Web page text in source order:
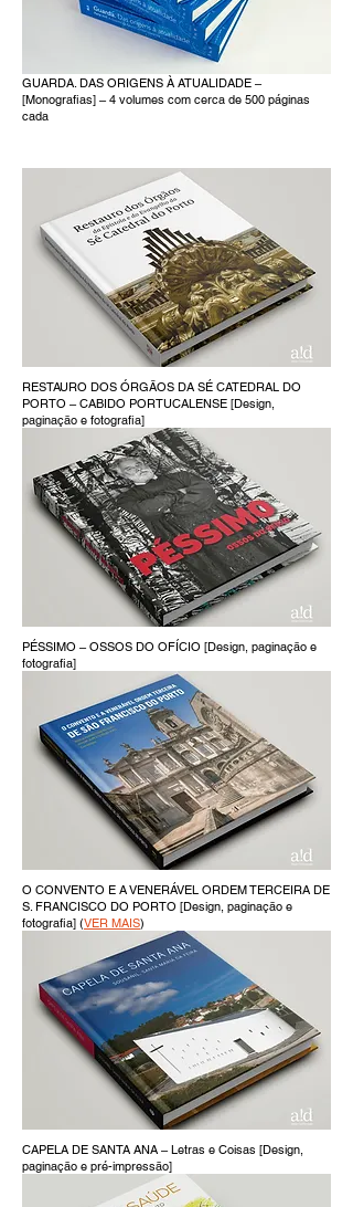
GUARDA. DAS ORIGENS À ATUALIDADE –
[Monografias] – 4 volumes com cerca de 500 páginas
cada
RESTAURO DOS ÓRGÃOS DA SÉ CATEDRAL DO
PORTO – CABIDO PORTUCALENSE [Design,
paginação e fotografia]
PÉSSIMO – OSSOS DO OFÍCIO [Design, paginação e
fotografia]
O CONVENTO E A VENERÁVEL ORDEM TERCEIRA DE
S. FRANCISCO DO PORTO [Design, paginação e
fotografia] (VER MAIS)
CAPELA DE SANTA ANA – Letras e Coisas [Design,
paginação e pré-impressão]